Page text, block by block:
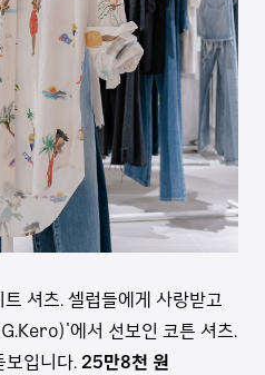
트 셔츠. 셀럽들에게 사랑받고
에서 선보인 코튼 셔츠.
보입니다. 25만8천 원